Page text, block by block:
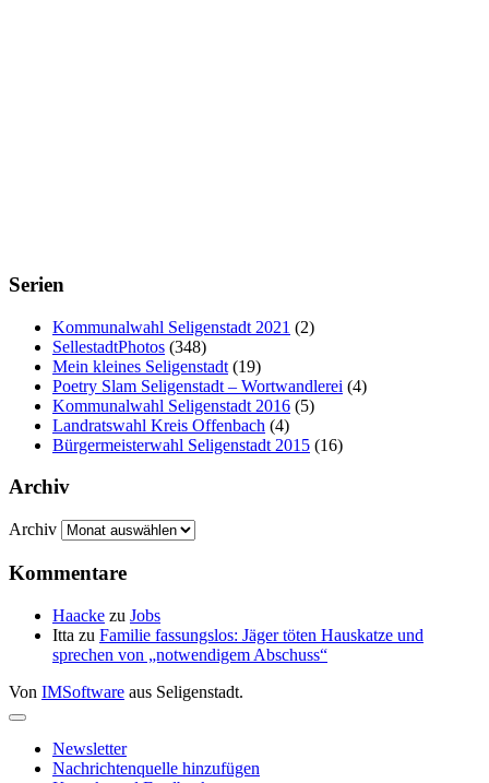
Serien
Kommunalwahl Seligenstadt 2021 (2)
SellestadtPhotos (348)
Mein kleines Seligenstadt (19)
Poetry Slam Seligenstadt – Wortwandlerei (4)
Kommunalwahl Seligenstadt 2016 (5)
Landratswahl Kreis Offenbach (4)
Bürgermeisterwahl Seligenstadt 2015 (16)
Archiv
Archiv
Kommentare
Haacke zu Jobs
Itta zu Familie fassungslos: Jäger töten Hauskatze und
sprechen von „notwendigem Abschuss“
Von IMSoftware aus Seligenstadt.
Newsletter
Nachrichtenquelle hinzufügen